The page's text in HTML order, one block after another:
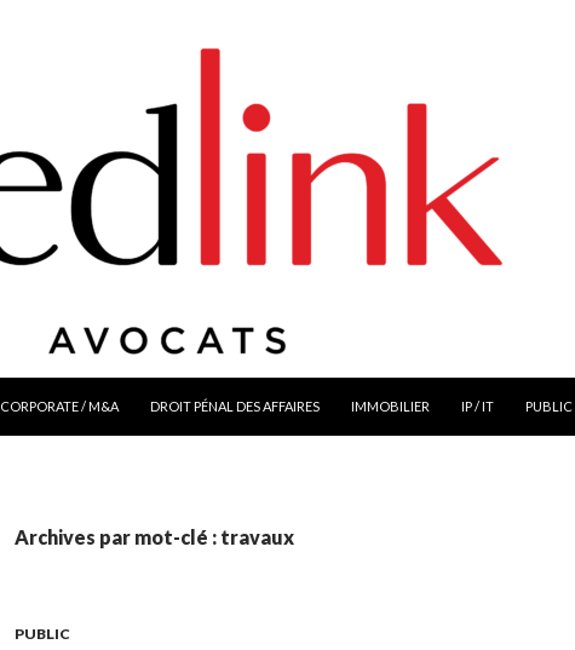
CORPORATE / M&A DROIT PÉNAL DES AFFAIRES IMMOBILIER IP / IT PUBLIC
Archives par mot-clé : travaux
PUBLIC